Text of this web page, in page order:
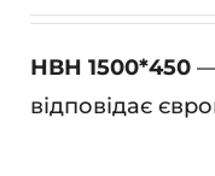
НВН 1500*450 —
відповідає